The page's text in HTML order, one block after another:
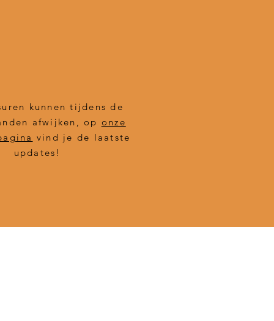
kunnen tijdens de
afwijken, op onze
vind je de laatste
updates!